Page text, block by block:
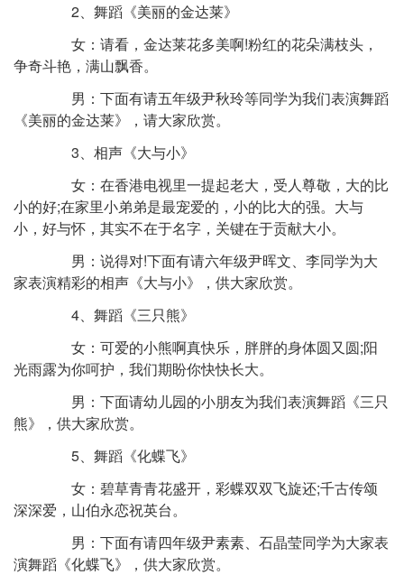
2、舞蹈《美丽的金达莱》
女：请看，金达莱花多美啊!粉红的花朵满枝头，
争奇斗艳，满山飘香。
男：下面有请五年级尹秋玲等同学为我们表演舞蹈
《美丽的金达莱》，请大家欣赏。
3、相声《大与小》
女：在香港电视里一提起老大，受人尊敬，大的比
小的好;在家里小弟弟是最宠爱的，小的比大的强。大与
小，好与怀，其实不在于名字，关键在于贡献大小。
男：说得对!下面有请六年级尹晖文、李同学为大
家表演精彩的相声《大与小》，供大家欣赏。
4、舞蹈《三只熊》
女：可爱的小熊啊真快乐，胖胖的身体圆又圆;阳
光雨露为你呵护，我们期盼你快快长大。
男：下面请幼儿园的小朋友为我们表演舞蹈《三只
熊》，供大家欣赏。
5、舞蹈《化蝶飞》
女：碧草青青花盛开，彩蝶双双飞旋还;千古传颂
深深爱，山伯永恋祝英台。
男：下面有请四年级尹素素、石晶莹同学为大家表
演舞蹈《化蝶飞》，供大家欣赏。